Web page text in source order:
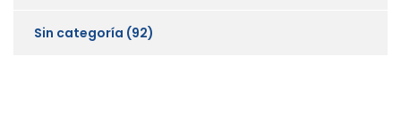
Sin categoría (92)